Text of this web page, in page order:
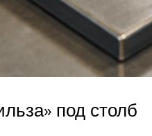
под столб